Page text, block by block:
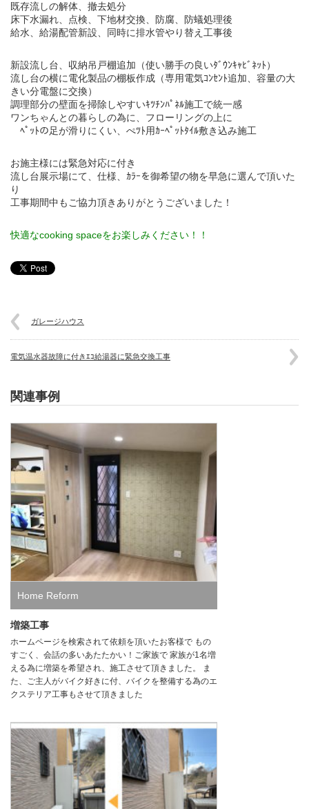
既存流しの解体、撤去処分
床下水漏れ、点検、下地材交換、防腐、防蟻処理後
給水、給湯配管新設、同時に排水管やり替え工事後
新設流し台、収納吊戸棚追加（使い勝手の良いﾀﾞｳﾝｷｬﾋﾞﾈｯﾄ）
流し台の横に電化製品の棚板作成（専用電気ｺﾝｾﾝﾄ追加、容量の大
きい分電盤に交換）
調理部分の壁面を掃除しやすいｷﾂﾁﾝﾊﾟﾈﾙ施工で統一感
ワンちゃんとの暮らしの為に、フローリングの上に
ﾍﾟｯﾄの足が滑りにくい、ぺﾂﾄ用ｶｰﾍﾟｯﾄﾀｲﾙ敷き込み施工
お施主様には緊急対応に付き
流し台展示場にて、仕様、ｶﾗｰを御希望の物を早急に選んで頂いた
り
工事期間中もご協力頂きありがとうございました！
快適なcooking spaceをお楽しみください！！
ガレージハウス
電気温水器故障に付きｴｺ給湯器に緊急交換工事
関連事例
Home Reform
増築工事
ホームページを検索されて依頼を頂いたお客様で もの
すごく、会話の多いあたたかい！ご家族で 家族が1名増
える為に増築を希望され、施工させて頂きました。 ま
た、ご主人がバイク好きに付、バイクを整備する為のエ
クステリア工事もさせて頂きました